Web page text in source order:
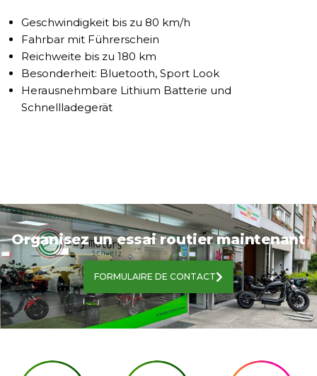
Geschwindigkeit bis zu 80 km/h
Fahrbar mit Führerschein
Reichweite bis zu 180 km
Besonderheit: Bluetooth, Sport Look
Herausnehmbare Lithium Batterie und
Schnellladegerät
Organisez un essai routier maintenant
FORMULAIRE DE CONTACT